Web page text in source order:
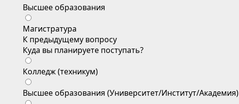
Высшее образования
Магистратура
К предыдущему вопросу
Куда вы планируете поступать?
Колледж (техникум)
Высшее образования (Университет/Институт/Академия)